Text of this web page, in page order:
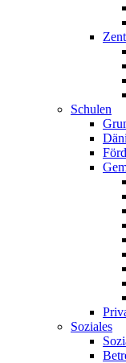
Schulen
Soziales